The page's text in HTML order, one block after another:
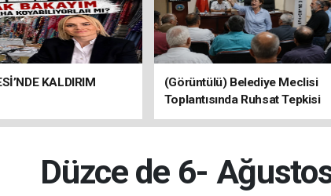
KALDIRIM
(Görüntülü) Belediye Meclisi
Toplantısında Ruhsat Tepkisi
Düzce de 6-